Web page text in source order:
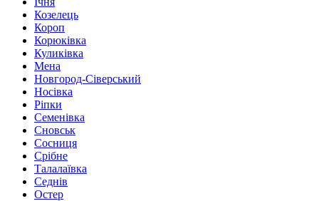
Козелець
Короп
Корюківка
Куликівка
Мена
Новгород-Сіверський
Носівка
Ріпки
Семенівка
Сновськ
Сосниця
Срібне
Талалаївка
Седнів
Остер